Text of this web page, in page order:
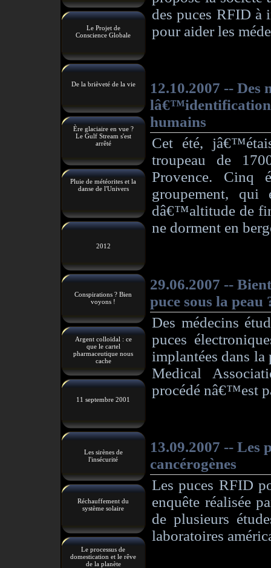
Le Projet de
Conscience Globale
De la brièveté de la vie
Ère glaciaire en vue ?
Le Gulf Stream s'est
arrêté
Pluie de météorites et la
danse de l'Univers
2012
Conspirations ? Bien
voyons !
Argent colloïdal : ce
que le cartel
pharmaceutique nous
cache
11 septembre 2001
Les sirènes de
l'insécurité
Réchauffement du
système solaire
Le processus de
domestication et le rêve
de la planète